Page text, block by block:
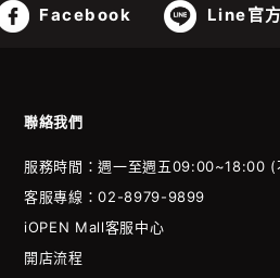
Facebook Line官
聯絡我們
服務時間：週一至週五09:00~18:00 (
客服專線：02-8979-9899
iOPEN Mall客服中心
開店流程